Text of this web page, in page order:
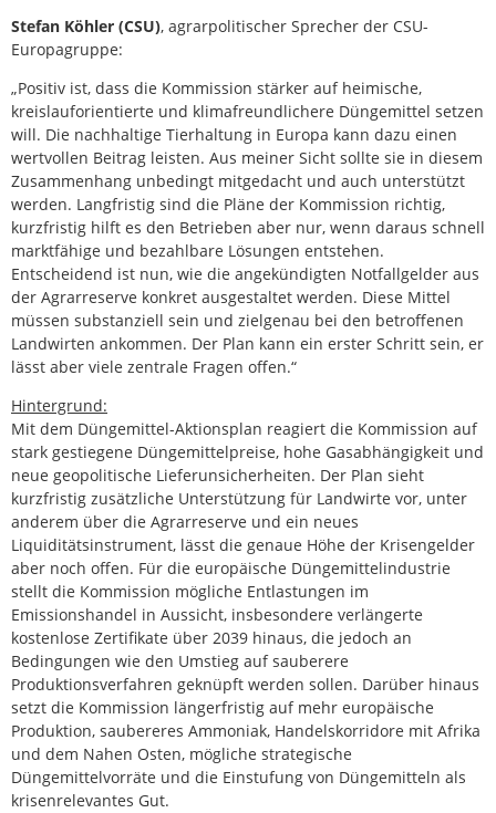
Stefan Köhler (CSU), agrarpolitischer Sprecher der CSU-
Europagruppe:
„Positiv ist, dass die Kommission stärker auf heimische,
kreislauforientierte und klimafreundlichere Düngemittel setzen
will. Die nachhaltige Tierhaltung in Europa kann dazu einen
wertvollen Beitrag leisten. Aus meiner Sicht sollte sie in diesem
Zusammenhang unbedingt mitgedacht und auch unterstützt
werden. Langfristig sind die Pläne der Kommission richtig,
kurzfristig hilft es den Betrieben aber nur, wenn daraus schnell
marktfähige und bezahlbare Lösungen entstehen.
Entscheidend ist nun, wie die angekündigten Notfallgelder aus
der Agrarreserve konkret ausgestaltet werden. Diese Mittel
müssen substanziell sein und zielgenau bei den betroffenen
Landwirten ankommen. Der Plan kann ein erster Schritt sein, er
lässt aber viele zentrale Fragen offen.“
Hintergrund:
Mit dem Düngemittel-Aktionsplan reagiert die Kommission auf
stark gestiegene Düngemittelpreise, hohe Gasabhängigkeit und
neue geopolitische Lieferunsicherheiten. Der Plan sieht
kurzfristig zusätzliche Unterstützung für Landwirte vor, unter
anderem über die Agrarreserve und ein neues
Liquiditätsinstrument, lässt die genaue Höhe der Krisengelder
aber noch offen. Für die europäische Düngemittelindustrie
stellt die Kommission mögliche Entlastungen im
Emissionshandel in Aussicht, insbesondere verlängerte
kostenlose Zertifikate über 2039 hinaus, die jedoch an
Bedingungen wie den Umstieg auf sauberere
Produktionsverfahren geknüpft werden sollen. Darüber hinaus
setzt die Kommission längerfristig auf mehr europäische
Produktion, saubereres Ammoniak, Handelskorridore mit Afrika
und dem Nahen Osten, mögliche strategische
Düngemittelvorräte und die Einstufung von Düngemitteln als
krisenrelevantes Gut.